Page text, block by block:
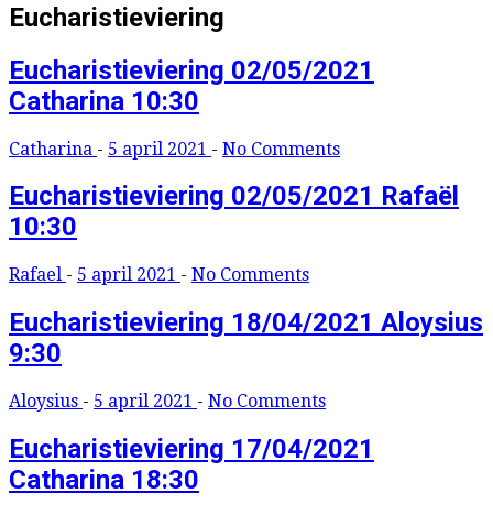
Eucharistieviering
Eucharistieviering 02/05/2021
Catharina 10:30
Catharina - 5 april 2021 - No Comments
Eucharistieviering 02/05/2021 Rafaël
10:30
Rafael - 5 april 2021 - No Comments
Eucharistieviering 18/04/2021 Aloysius
9:30
Aloysius - 5 april 2021 - No Comments
Eucharistieviering 17/04/2021
Catharina 18:30